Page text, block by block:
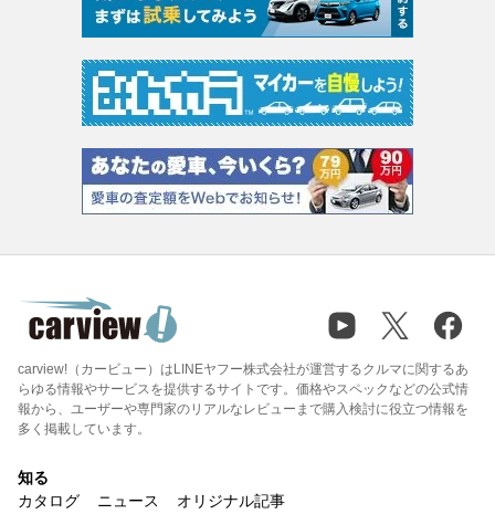
carview!（カービュー）はLINEヤフー株式会社が運営するクルマに関するあ
らゆる情報やサービスを提供するサイトです。価格やスペックなどの公式情
報から、ユーザーや専門家のリアルなレビューまで購入検討に役立つ情報を
多く掲載しています。
知る
カタログ
ニュース オリジナル記事